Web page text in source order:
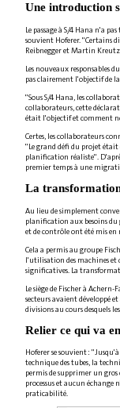
Une introduction
Le passage à S/4 Hana n'a
souvient Hoferer. "Certains
Reibnegger et Martin
Les nouveaux responsables
pas clairement l'objectif de
"Sous S/4 Hana, les
collaborateurs, cette
était l'objectif et comment
Certes, les collaborateurs
"Le grand défi du projet était
planification réaliste".
premier temps à une
La
Au lieu de simplement
planification aux besoins du
et de contrôle ont été mis en
Cela a permis au groupe
l'utilisation des machines et
significatives. La
Le siège de Fischer à
secteurs avaient développé
divisions au cours desquels
Relier ce qui va
Hoferer se souvient :
technique des tubes, la
permis de supprimer un gros
processus et aucun échange
praticabilité.